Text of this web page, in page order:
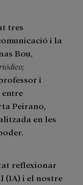
tres
i la
Bou,
i
entre
Peirano,
en les
reflexionar
(IA) i el nostre